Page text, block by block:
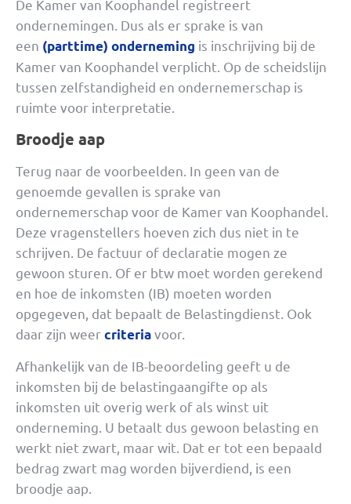
De Kamer van Koophandel registreert
ondernemingen. Dus als er sprake is van
een (parttime) onderneming is inschrijving bij de
Kamer van Koophandel verplicht. Op de scheidslijn
tussen zelfstandigheid en ondernemerschap is
ruimte voor interpretatie.
Broodje aap
Terug naar de voorbeelden. In geen van de
genoemde gevallen is sprake van
ondernemerschap voor de Kamer van Koophandel.
Deze vragenstellers hoeven zich dus niet in te
schrijven. De factuur of declaratie mogen ze
gewoon sturen. Of er btw moet worden gerekend
en hoe de inkomsten (IB) moeten worden
opgegeven, dat bepaalt de Belastingdienst. Ook
daar zijn weercriteriavoor.
Afhankelijk van de IB-beoordeling geeft u de
inkomsten bij de belastingaangifte op als
inkomsten uit overig werk of als winst uit
onderneming. U betaalt dus gewoon belasting en
werkt niet zwart, maar wit. Dat er tot een bepaald
bedrag zwart mag worden bijverdiend, is een
broodje aap.